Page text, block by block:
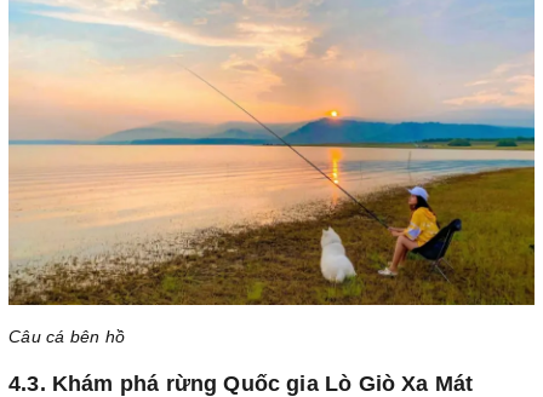
Câu cá bên hồ
4.3. Khám phá rừng Quốc gia Lò Giò Xa Mát